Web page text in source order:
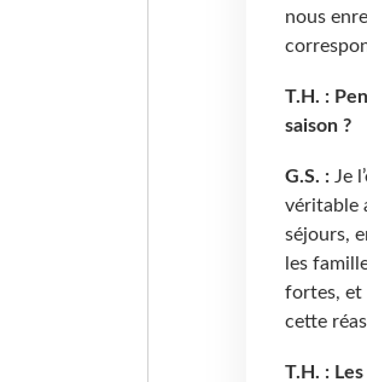
nous
T.H. :
saison ?
G.S. : Je
véritable
séjours,
les
fortes, et
cette
T.H. :